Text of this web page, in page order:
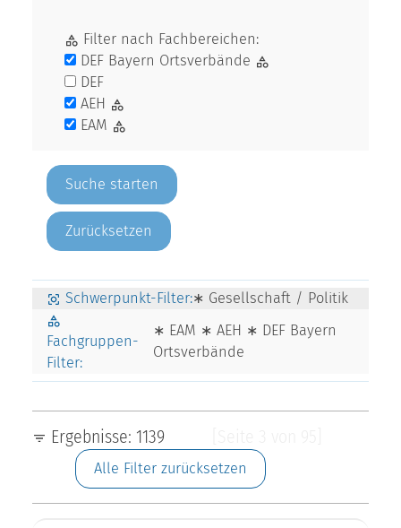
Filter nach Fachbereichen:
DEF Bayern Ortsverbände
DEF
AEH
EAM
Zurücksetzen
Schwerpunkt-Filter:∗ Gesellschaft / Politik
Fachgruppen-
Filter:
∗ EAM ∗ AEH ∗ DEF Bayern
Ortsverbände
Ergebnisse: 1139
Alle Filter zurücksetzen